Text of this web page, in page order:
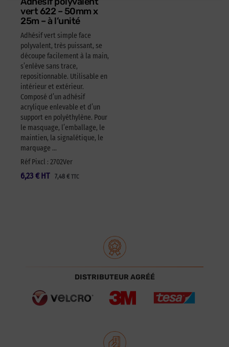
vert 622 – 50mm x
25m – à l’unité
Adhésif vert simple face
polyvalent, très puissant, se
découpe facilement à la main,
s’enlève sans trace,
repositionnable. Utilisable en
intérieur et extérieur.
Composé d’un adhésif
acrylique enlevable et d’un
support en polyéthylène. Pour
le masquage, l’emballage, le
maintien, la signalétique, le
marquage …
Réf Pixcl : 2702Ver
6,23 € 7,48 € TTC
HT
DISTRIBUTEUR AGRÉÉ